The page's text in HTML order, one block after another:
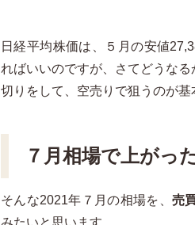
日経平均株価は、５月の安値
ればいいのですが、さてどうな
切りをして、空売りで狙うのが
７月相場で上がっ
そんな2021年７月の相場を、 売